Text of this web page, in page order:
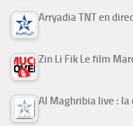
Arryadia TNT en
Al Maghribia live :